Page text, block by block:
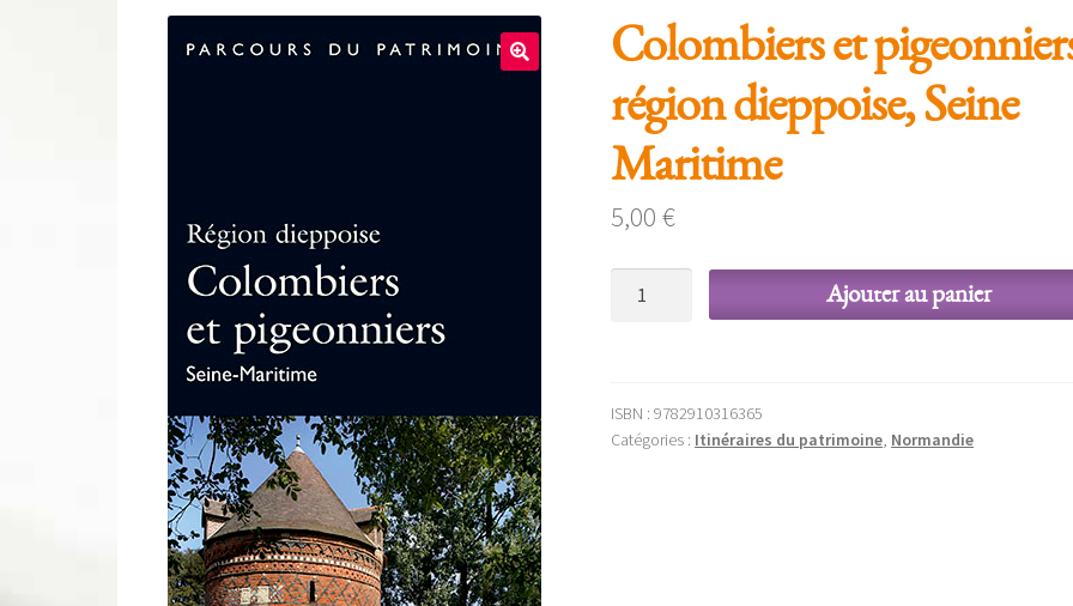
Colombiers et
région dieppoise, Seine
Maritime
5,00€
région
Ajouter au panier
ISBN :9782910316365
Catégories : Itinéraires du patrimoine, Normandie